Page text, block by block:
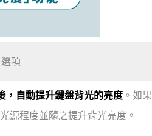
項
，自動提升鍵盤背光的亮度 。如果
源程度並隨之提升背光亮度。